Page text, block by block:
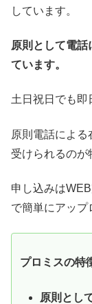
しています。
原則として電
ています。
土日祝日でも即
原則電話によ
受けられるのが
申し込みは
で簡単にアップ
プロミスの特
原則とし